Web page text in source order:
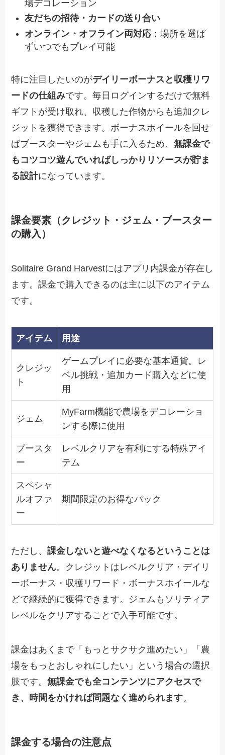
場デコレーション
友だちの招待・カードの送り合い
オンライン・オフライン両対応：場所を選ば
ずいつでもプレイ可能
特に注目したいのがデイリーボーナスと収穫リワ
ードの仕組みです。毎日ログインするだけで無料
ギフトが受け取れ、収穫した作物からも追加クレ
ジットを獲得できます。ボーナスホイールを回せ
ばブースターやジェムも手に入るため、無課金で
もコツコツ遊んでいればしっかりリソースが貯ま
る設計になっています。
課金要素（クレジット・ジェム・ブースター
の購入）
Solitaire Grand Harvestにはアプリ内課金が存在し
ます。課金で購入できるのは主に以下のアイテム
です。
アイテム 用途
クレジッ
ト
ゲームプレイに必要な基本通貨。レ
ベル挑戦・追加カード購入などに使
用
ジェム
MyFarm機能で農場をデコレーショ
ンする際に使用
ブースタ
ー
レベルクリアを有利にする特殊アイ
テム
スペシャ
ルオファ
ー
期間限定のお得なパック
ただし、課金しないと遊べなくなるということは
ありません。クレジットはレベルクリア・デイリ
ーボーナス・収穫リワード・ボーナスホイールな
どで継続的に獲得できます。ジェムもソリティア
レベルをクリアすることで入手可能です。
課金はあくまで「もっとサクサク進めたい」「農
場をもっとおしゃれにしたい」という場合の選択
肢です。無課金でも全コンテンツにアクセスで
き、時間をかければ問題なく進められます。
課金する場合の注意点